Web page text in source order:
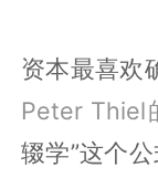
资本最喜欢
Peter Thiel
辍学”这个